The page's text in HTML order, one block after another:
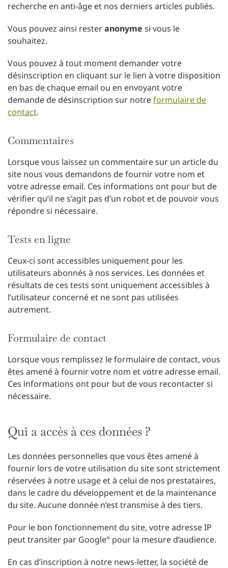
recherche en anti-âge et nos derniers articles publiés.
Vous pouvez ainsi resteranonyme si vous le
souhaitez.
Vous pouvez à tout moment demander votre
désinscription en cliquant sur le lien à votre disposition
en bas de chaque email ou en envoyant votre
demande de désinscription sur notreformulaire de
contact.
Commentaires
Lorsque vous laissez un commentaire sur un article du
site nous vous demandons de fournir votre nom et
votre adresse email. Ces informations ont pour but de
vérifier qu’il ne s’agit pas d’un robot et de pouvoir vous
répondre si nécessaire.
Tests en ligne
Ceux-ci sont accessibles uniquement pour les
utilisateurs abonnés à nos services. Les données et
résultats de ces tests sont uniquement accessibles à
l’utilisateur concerné et ne sont pas utilisées
autrement.
Formulaire de contact
Lorsque vous remplissez le formulaire de contact, vous
êtes amené à fournir votre nom et votre adresse email.
Ces informations ont pour but de vous recontacter si
nécessaire.
Qui a accès à ces données ?
Les données personnelles que vous êtes amené à
fournir lors de votre utilisation du site sont strictement
réservées à notre usage et à celui de nos prestataires,
dans le cadre du développement et de la maintenance
du site. Aucune donnée n’est transmise à des tiers.
Pour le bon fonctionnement du site, votre adresse IP
peut transiter par Google° pour la mesure d’audience.
En cas d’inscription à notre news-letter, la société de